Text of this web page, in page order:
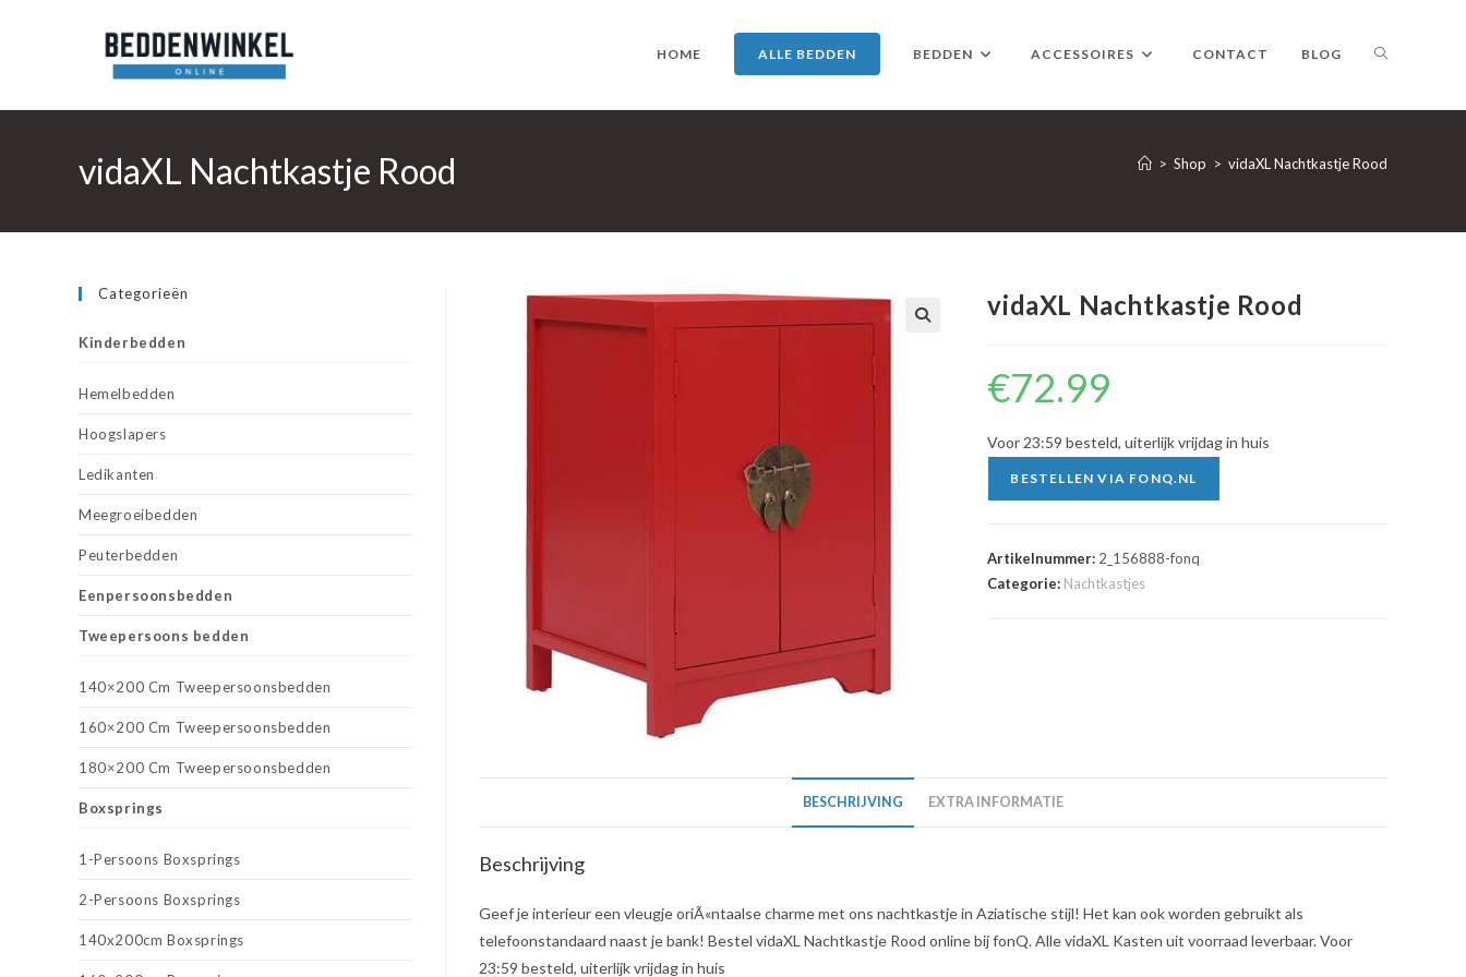
HOME ALLE BEDDEN BEDDEN ACCESSOIRES CONTACT BLOG TOGGLE
WEBSITE
vidaXL Nachtkastje Rood > Shop > vidaXL Nachtkastje Rood
vidaXL Nachtkastje Rood
€72.99
Voor 23:59 besteld, uiterlijk vrijdag in huis
BESTELLEN VIA FONQ.NL
Artikelnummer: 2_156888-fonq
Categorie: Nachtkastjes
BESCHRIJVING EXTRA INFORMATIE
Beschrijving
Geef je interieur een vleugje oriÃ«ntaalse charme met ons nachtkastje in Aziatische stijl! Het kan ook worden gebruikt als
telefoonstandaard naast je bank! Bestel vidaXL Nachtkastje Rood online bij fonQ. Alle vidaXL Kasten uit voorraad leverbaar. Voor
23:59 besteld, uiterlijk vrijdag in huis
Categorieën
Kinderbedden
Hemelbedden
Hoogslapers
Ledikanten
Meegroeibedden
Peuterbedden
Eenpersoonsbedden
Tweepersoons bedden
140×200 Cm Tweepersoonsbedden
160×200 Cm Tweepersoonsbedden
180×200 Cm Tweepersoonsbedden
Boxsprings
1-Persoons Boxsprings
2-Persoons Boxsprings
140x200cm Boxsprings